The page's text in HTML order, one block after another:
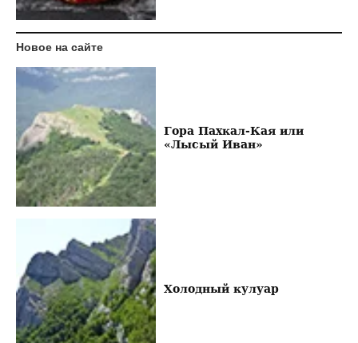
Новое на сайте
Гора Пахкал-Кая или
«Лысый Иван»
Холодный кулуар